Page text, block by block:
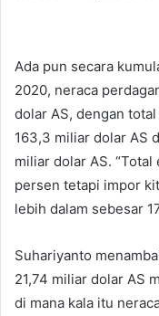
Ada pun secara
2020, neraca
dolar AS, dengan
163,3 miliar dolar AS
miliar dolar AS.
persen tetapi impor
lebih dalam sebesar
Suhariyanto
21,74 miliar dolar AS
di mana kala itu